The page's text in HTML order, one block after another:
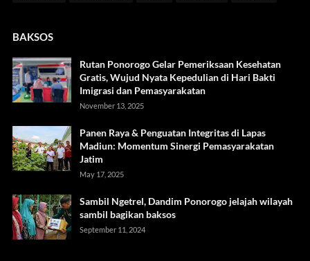
BAKSOS
Rutan Ponorogo Gelar Pemeriksaan Kesehatan
Gratis, Wujud Nyata Kepedulian di Hari Bakti
Imigrasi dan Pemasyarakatan
November 13, 2025
Panen Raya & Penguatan Integritas di Lapas
Madiun: Momentum Sinergi Pemasyarakatan
Jatim
May 17, 2025
Sambil Ngetrel, Dandim Ponorogo jelajah wilayah
sambil bagikan baksos
September 11, 2024